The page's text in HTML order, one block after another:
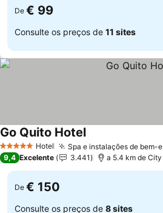
De € 99
Consulte os preços de 11 sites
5 Estrelas Hotel Spa e instalações de bem-
Go Quito HotelVer preços
9,4 Excelente 3.441 a 5.4 km de
De € 150
Consulte os preços de 8 sites